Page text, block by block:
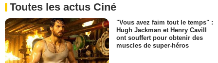
Toutes les actus Ciné
"Vous avez faim tout le temps" :
Hugh Jackman et Henry Cavill
ont souffert pour obtenir des
muscles de super-héros